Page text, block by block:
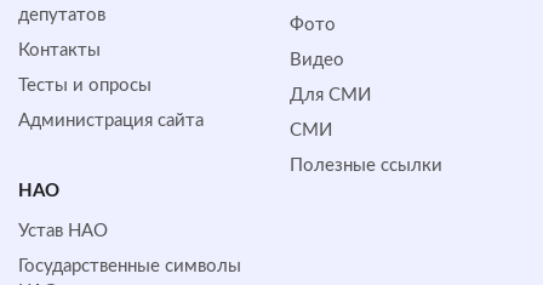
депутатов
Контакты
Тесты и опросы
Администрация сайта
Фото
Видео
Для СМИ
СМИ
Полезные ссылки
НАО
Устав НАО
Государственные символы